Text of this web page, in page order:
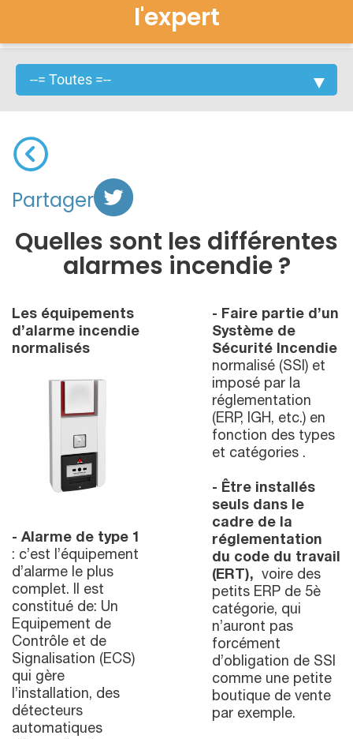
l'expert
Partager
Quelles sont les différentes
alarmes incendie ?
Les équipements
d’alarme incendie
normalisés
- Alarme de type 1
: c’est l’équipement
d’alarme le plus
complet. Il est
constitué de: Un
Equipement de
Contrôle et de
Signalisation (ECS)
qui gère
l’installation, des
détecteurs
automatiques
- Faire partie d’un
Système de
Sécurité Incendie
normalisé (SSI) et
imposé par la
réglementation
(ERP, IGH, etc.) en
fonction des types
et catégories .
- Être installés
seuls dans le
cadre de la
réglementation
du code du travail
(ERT), voire des
petits ERP de 5è
catégorie, qui
n’auront pas
forcément
d’obligation de SSI
comme une petite
boutique de vente
par exemple.